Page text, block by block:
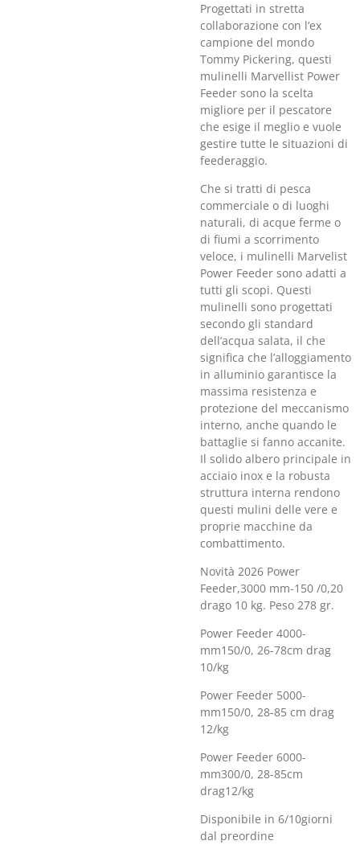
Progettati in stretta
collaborazione con l’ex
campione del mondo
Tommy Pickering, questi
mulinelli Marvellist Power
Feeder sono la scelta
migliore per il pescatore
che esige il meglio e vuole
gestire tutte le situazioni di
feederaggio.
Che si tratti di pesca
commerciale o di luoghi
naturali, di acque ferme o
di fiumi a scorrimento
veloce, i mulinelli Marvelist
Power Feeder sono adatti a
tutti gli scopi. Questi
mulinelli sono progettati
secondo gli standard
dell’acqua salata, il che
significa che l’alloggiamento
in alluminio garantisce la
massima resistenza e
protezione del meccanismo
interno, anche quando le
battaglie si fanno accanite.
Il solido albero principale in
acciaio inox e la robusta
struttura interna rendono
questi mulini delle vere e
proprie macchine da
combattimento.
Novità 2026 Power
Feeder,3000 mm-150 /0,20
drago 10 kg. Peso 278 gr.
Power Feeder 4000-
mm150/0, 26-78cm drag
10/kg
Power Feeder 5000-
mm150/0, 28-85 cm drag
12/kg
Power Feeder 6000-
mm300/0, 28-85cm
drag12/kg
Disponibile in 6/10giorni
dal preordine